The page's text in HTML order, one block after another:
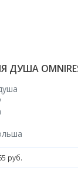
руб.